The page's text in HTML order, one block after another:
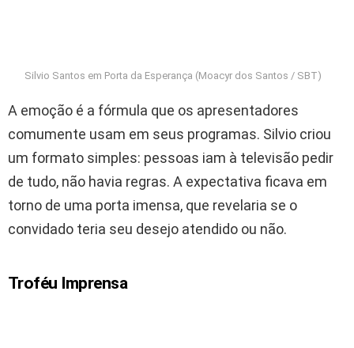
Silvio Santos em Porta da Esperança (Moacyr dos Santos / SBT)
A emoção é a fórmula que os apresentadores
comumente usam em seus programas. Silvio criou
um formato simples: pessoas iam à televisão pedir
de tudo, não havia regras. A expectativa ficava em
torno de uma porta imensa, que revelaria se o
convidado teria seu desejo atendido ou não.
Troféu Imprensa